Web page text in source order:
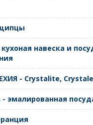
кухоная навеска и
- Crystalite,
- эмалированная